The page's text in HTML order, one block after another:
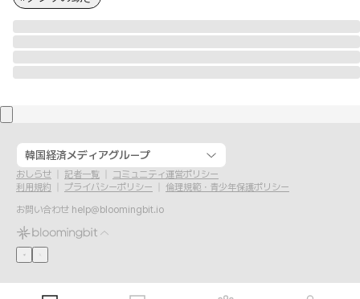
韓国経済メディアグループ
おしらせ 記者一覧
コミュニティ運営ポリシー
利用規約
プライバシーポリシー
倫理規範・青少年保護ポリシー
お問い合わせ help@bloomingbit.io